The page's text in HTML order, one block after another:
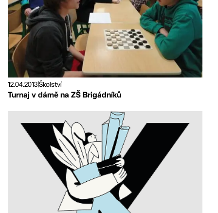
12.04.2013Školství
Turnaj v dámě na ZŠ Brigádníků